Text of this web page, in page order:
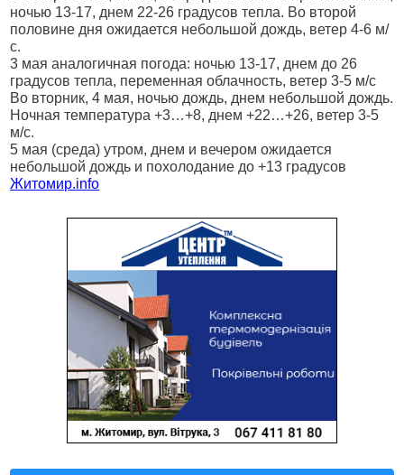
ночью 13-17, днем 22-26 градусов тепла. Во второй
половине дня ожидается небольшой дождь, ветер 4-6 м/
с.
3 мая аналогичная погода: ночью 13-17, днем до 26
градусов тепла, переменная облачность, ветер 3-5 м/с
Во вторник, 4 мая, ночью дождь, днем небольшой дождь.
Ночная температура +3…+8, днем +22…+26, ветер 3-5
м/с.
5 мая (среда) утром, днем и вечером ожидается
небольшой дождь и похолодание до +13 градусов
Житомир.info